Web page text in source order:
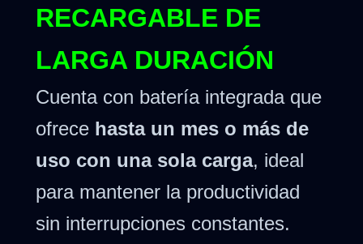
RECARGABLE DE
LARGA DURACIÓN
Cuenta con batería integrada que
ofrece hasta un mes o más de
uso con una sola carga, ideal
para mantener la productividad
sin interrupciones constantes.